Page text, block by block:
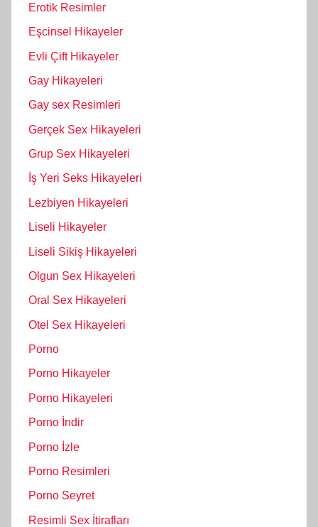
Erotik Resimler
Eşcinsel Hikayeler
Evli Çift Hikayeler
Gay Hikayeleri
Gay sex Resimleri
Gerçek Sex Hikayeleri
Grup Sex Hikayeleri
İş Yeri Seks Hikayeleri
Lezbiyen Hikayeleri
Liseli Hikayeler
Liseli Sikiş Hikayeleri
Olgun Sex Hikayeleri
Oral Sex Hikayeleri
Otel Sex Hikayeleri
Porno
Porno Hikayeler
Porno Hikayeleri
Porno İndir
Porno İzle
Porno Resimleri
Porno Seyret
Resimli Sex İtirafları